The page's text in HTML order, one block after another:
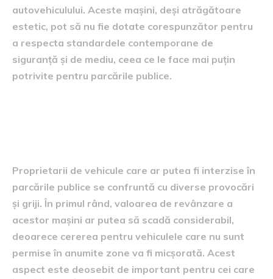
autovehiculului. Aceste mașini, deși atrăgătoare
estetic, pot să nu fie dotate corespunzător pentru
a respecta standardele contemporane de
siguranță și de mediu, ceea ce le face mai puțin
potrivite pentru parcările publice.
Proprietarii de vehicule care ar putea fi interzise în
parcările publice se confruntă cu diverse provocări
și griji. În primul rând, valoarea de revânzare a
acestor mașini ar putea să scadă considerabil,
deoarece cererea pentru vehiculele care nu sunt
permise în anumite zone va fi micșorată. Acest
aspect este deosebit de important pentru cei care